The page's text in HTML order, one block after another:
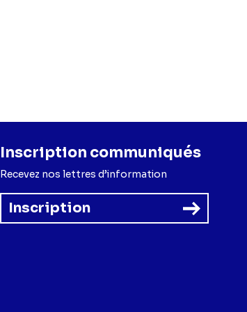
Inscription communiqués
Recevez nos lettres d’information
Inscription